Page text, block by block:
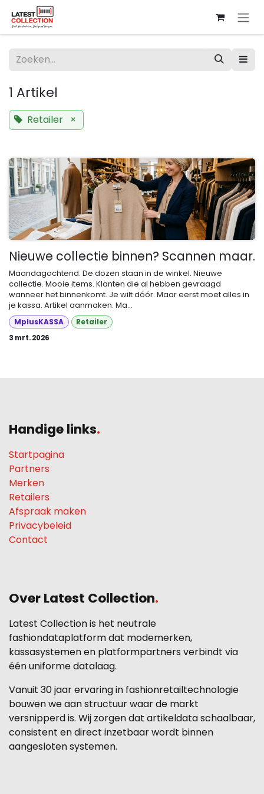
Overslaan naar inhoud
1 Artikel
Retailer ×
Nieuwe collectie binnen? Scannen maar.
Maandagochtend. De dozen staan in de winkel. Nieuwe
collectie. Mooie items. Klanten die al hebben gevraagd
wanneer het binnenkomt. Je wilt dóór. Maar eerst moet alles in
je kassa. Artikel aanmaken. Ma...
MplusKASSA Retailer
3 mrt. 2026
Handige links.
Startpagina
Partners
Merken
Retailers
Afspraak maken
Privacybeleid
Contact
Over Latest Collection.
Latest Collection is het neutrale
fashiondataplatform dat modemerken,
kassasystemen en platformpartners verbindt via
één uniforme datalaag.
Vanuit 30 jaar ervaring in fashionretailtechnologie
bouwen we aan structuur waar de markt
versnipperd is. Wij zorgen dat artikeldata schaalbaar,
consistent en direct inzetbaar wordt binnen
aangesloten systemen.